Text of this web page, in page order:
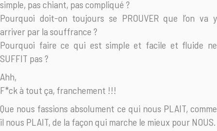
simple, pas chiant, pas compliqué ?
Pourquoi doit-on toujours se PROUVER que l’on va y
arriver par la souffrance ?
Pourquoi faire ce qui est simple et facile et fluide ne
SUFFIT pas ?
Ahh,
F*ck à tout ça, franchement !!!
Que nous fassions absolument ce qui nous PLAIT, comme
il nous PLAIT, de la façon qui marche le mieux pour NOUS.